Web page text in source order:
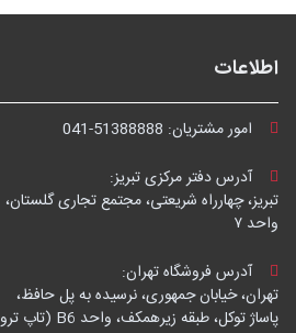
اطلاعات
امور مشتریان: 041-51388888
آدرس دفتر مرکزی تبریز:
تبریز، چهارراه شریعتی، مجتمع تجاری گلستان،
واحد ۷
آدرس فروشگاه تهران:
تهران، خیابان جمهوری، نرسیده به پل حافظ،
پاساژ توکل، طبقه زیرهمکف، واحد B6 (تاپ ترونیک)